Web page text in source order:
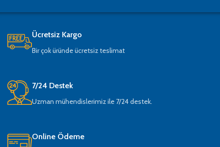
Ücretsiz Kargo
Bir çok üründe ücretsiz teslimat
7/24 Destek
Uzman mühendislerimiz ile 7/24 destek.
Online Ödeme